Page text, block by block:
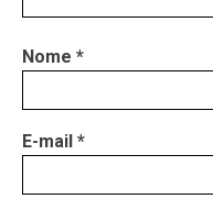
Nome *
E-mail *